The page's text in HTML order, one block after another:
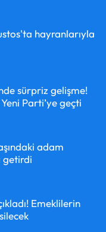
hayranlarıyla
sürpriz gelişme!
Parti’ye geçti
adam
getirdi
Emeklilerin